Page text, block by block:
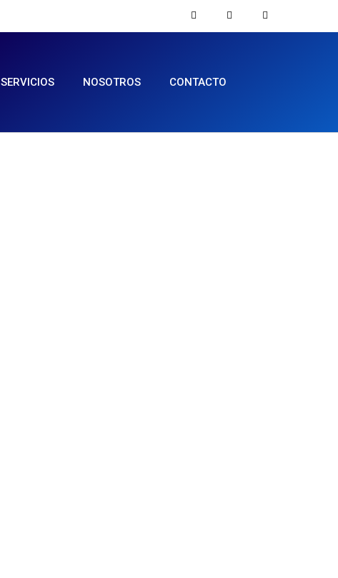
SERVICIOS NOSOTROS CONTACTO